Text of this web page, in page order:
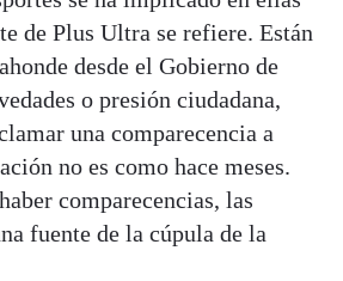
de Plus Ultra se refiere. Están
desde el Gobierno de
o presión ciudadana,
una comparecencia a
no es como hace meses.
comparecencias, las
fuente de la cúpula de la